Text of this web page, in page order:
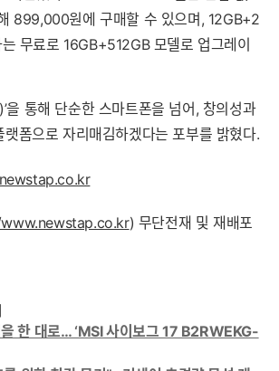
899,000원에 구매할 수 있으며, 12GB+2
무료로 16GB+512GB 모델로 업그레이
을 통해 단순한 스마트폰을 넘어, 창의성과
랫폼으로 자리매김하겠다는 포부를 밝혔다.
) 무단전재 및 재배포
한 대로… ‘MSI 사이보그 17 B2RWEKG-